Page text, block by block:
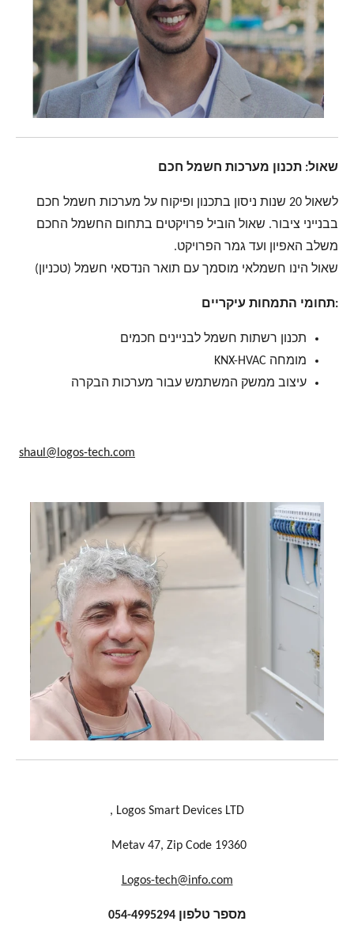
שאול: תכנון מערכות חשמל חכם
לשאול 20 שנות ניסון בתכנון ופיקוח על מערכות חשמל חכם
בבנייני ציבור. שאול הוביל פרויקטים בתחום החשמל החכם
משלב האפיון ועד גמר הפרויקט.
שאול הינו חשמלאי מוסמך עם תואר הנדסאי חשמל (טכניון)
:תחומי התמחות עיקריים
תכנון רשתות חשמל לבניינים חכמים
מומחה KNX-HVAC
עיצוב ממשק המשתמש עבור מערכות הבקרה
shaul@logos-tech.com
Logos Smart Devices LTD ,
Metav 47, Zip Code 19360
Logos-tech@info.com
מספר טלפון 054-4995294